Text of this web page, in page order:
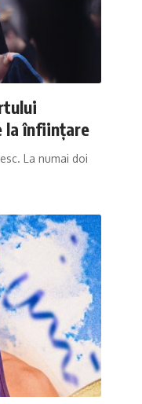
la înființare
La numai doi